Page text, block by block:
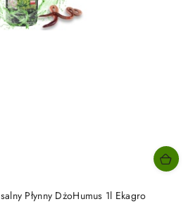
Płynny DżoHumus 1l Ekagro